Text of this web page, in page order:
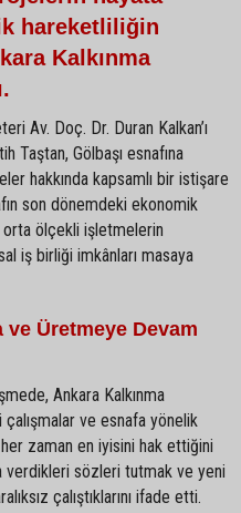
hareketliliğin
Kalkınma
Av. Doç. Dr. Duran Kalkan’ı
Taştan, Gölbaşı esnafına
hakkında kapsamlı bir istişare
son dönemdeki ekonomik
ölçekli işletmelerin
iş birliği imkânları masaya
ve Üretmeye Devam
Ankara Kalkınma
çalışmalar ve esnafa yönelik
her zaman en iyisini hak ettiğini
verdikleri sözleri tutmak ve yeni
çalıştıklarını ifade etti.